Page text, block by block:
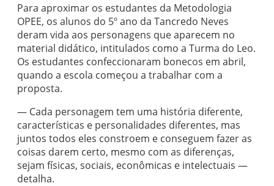
Para aproximar os estudantes da Metodologia
OPEE, os alunos do 5º ano da Tancredo Neves
deram vida aos personagens que aparecem no
material didático, intitulados como a Turma do Leo.
Os estudantes confeccionaram bonecos em abril,
quando a escola começou a trabalhar com a
proposta.
— Cada personagem tem uma história diferente,
características e personalidades diferentes, mas
juntos todos eles constroem e conseguem fazer as
coisas darem certo, mesmo com as diferenças,
sejam físicas, sociais, econômicas e intelectuais —
detalha.